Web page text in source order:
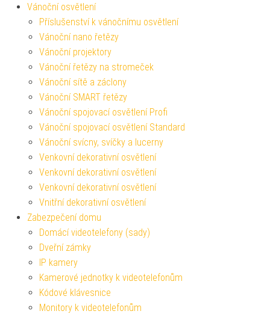
Vánoční osvětlení
Příslušenství k vánočnímu osvětlení
Vánoční nano řetězy
Vánoční projektory
Vánoční řetězy na stromeček
Vánoční sítě a záclony
Vánoční SMART řetězy
Vánoční spojovací osvětlení Profi
Vánoční spojovací osvětlení Standard
Vánoční svícny, svíčky a lucerny
Venkovní dekorativní osvětlení
Venkovní dekorativní osvětlení
Venkovní dekorativní osvětlení
Vnitřní dekorativní osvětlení
Zabezpečení domu
Domácí videotelefony (sady)
Dveřní zámky
IP kamery
Kamerové jednotky k videotelefonům
Kódové klávesnice
Monitory k videotelefonům